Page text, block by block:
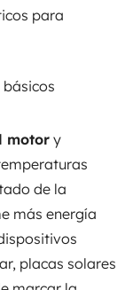
para
motor y
de la
más energía
placas solares